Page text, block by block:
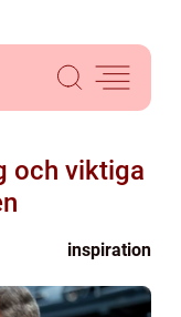
och viktiga
inspiration